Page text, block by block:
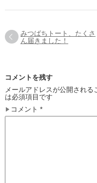
みつばちトート、たくさ
ん届きました！
コメントを残す
メールアドレスが公開される
は必須項目です
コメント *